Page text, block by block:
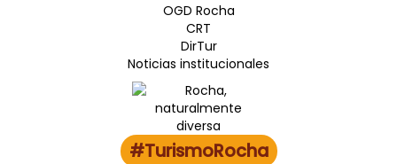
OGD Rocha
CRT
DirTur
Noticias institucionales
#TurismoRocha